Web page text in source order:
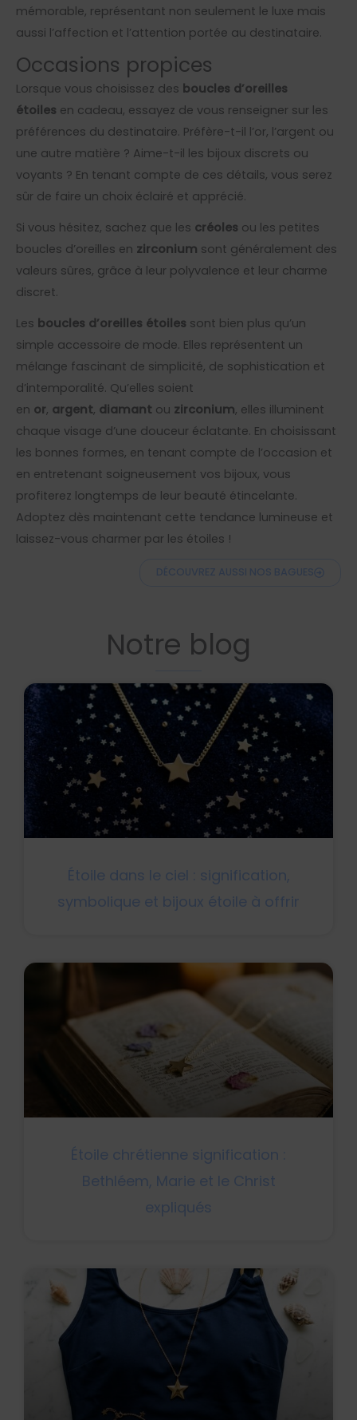
mémorable, représentant non seulement le luxe mais
aussi l’affection et l’attention portée au destinataire.
Occasions propices
Lorsque vous choisissez des boucles d’oreilles
étoiles en cadeau, essayez de vous renseigner sur les
préférences du destinataire. Préfère-t-il l’or, l’argent ou
une autre matière ? Aime-t-il les bijoux discrets ou
voyants ? En tenant compte de ces détails, vous serez
sûr de faire un choix éclairé et apprécié.
Si vous hésitez, sachez que les créoles ou les petites
boucles d’oreilles en zirconium sont généralement des
valeurs sûres, grâce à leur polyvalence et leur charme
discret.
Les boucles d’oreilles étoiles sont bien plus qu’un
simple accessoire de mode. Elles représentent un
mélange fascinant de simplicité, de sophistication et
d’intemporalité. Qu’elles soient
en or, argent, diamant ou zirconium, elles illuminent
chaque visage d’une douceur éclatante. En choisissant
les bonnes formes, en tenant compte de l’occasion et
en entretenant soigneusement vos bijoux, vous
profiterez longtemps de leur beauté étincelante.
Adoptez dès maintenant cette tendance lumineuse et
laissez-vous charmer par les étoiles !
DÉCOUVREZ AUSSI NOS BAGUES
Notre blog
Étoile dans le ciel : signification,
symbolique et bijoux étoile à offrir
Étoile chrétienne signification :
Bethléem, Marie et le Christ
expliqués